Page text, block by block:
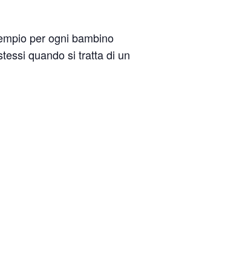
per ogni bambino
quando si tratta di un